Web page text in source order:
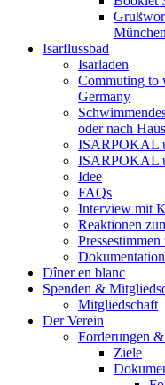
Isarflussbad
Isarladen
Commuting to
Germany
oder nach
ISARPOKAL
ISARPOKAL
Idee
FAQs
Interview mit
Reaktionen
Dîner en blanc
Spenden &
Mitgliedschaft
Der Verein
Forderungen
Ziele